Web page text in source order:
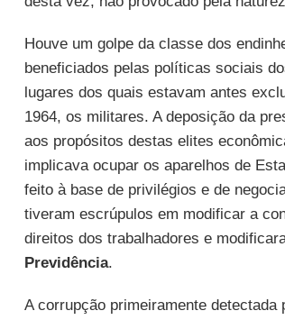
Houve um golpe da classe dos
beneficiados pelas políticas sociais
lugares dos quais estavam antes
1964, os militares. A deposição da
aos propósitos destas elites
implicava ocupar os aparelhos de
feito à base de privilégios e de
tiveram escrúpulos em modificar a
direitos dos trabalhadores e
Previdência.
A corrupção primeiramente detectada